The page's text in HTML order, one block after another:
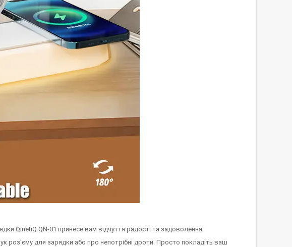
QinetiQ QN-01 принесе вам відчуття радості та задоволення:
роз'єму для зарядки або про непотрібні дроти. Просто покладіть ваш